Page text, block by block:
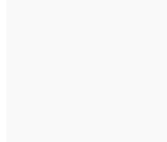
Non solo. Se un tempo
l’espressione di una vera
noto come Old
(qui